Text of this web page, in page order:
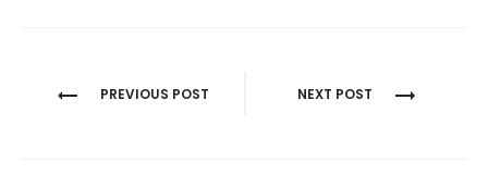
PREVIOUS POST NEXT POST